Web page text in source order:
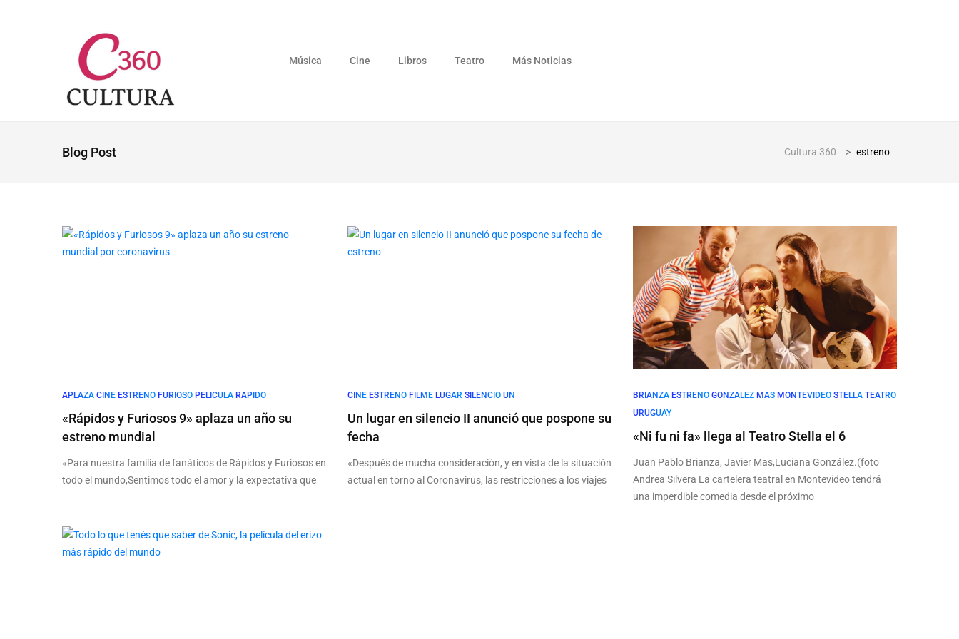
Música Cine Libros Teatro Más Noticias
Blog Post Cultura 360 > estreno
APLAZA CINE ESTRENO FURIOSO PELICULA RAPIDO
«Rápidos y Furiosos 9» aplaza un año su
estreno mundial
«Para nuestra familia de fanáticos de Rápidos y Furiosos en
todo el mundo,Sentimos todo el amor y la expectativa que
CINE ESTRENO FILME LUGAR SILENCIO UN
Un lugar en silencio II anunció que pospone su
fecha
«Después de mucha consideración, y en vista de la situación
actual en torno al Coronavirus, las restricciones a los viajes
BRIANZA ESTRENO GONZALEZ MAS MONTEVIDEO STELLA TEATRO
URUGUAY
«Ni fu ni fa» llega al Teatro Stella el 6
Juan Pablo Brianza, Javier Mas,Luciana González.(foto
Andrea Silvera La cartelera teatral en Montevideo tendrá
una imperdible comedia desde el próximo